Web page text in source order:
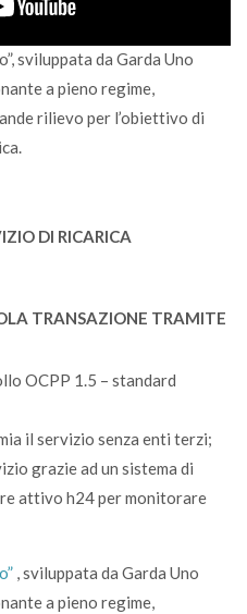
sviluppata da Garda Uno
a pieno regime,
rilievo per l’obiettivo di
DI RICARICA
TRANSAZIONE TRAMITE
OCPP 1.5 – standard
il servizio senza enti terzi;
grazie ad un sistema di
attivo h24 per monitorare
, sviluppata da Garda Uno
a pieno regime,